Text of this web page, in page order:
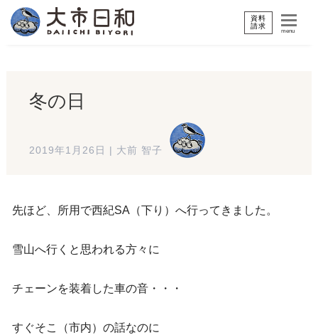
資料
請求
menu
冬の日
2019年1月26日 | 大前 智子
先ほど、所用で西紀SA（下り）へ行ってきました。
雪山へ行くと思われる方々に
チェーンを装着した車の音・・・
すぐそこ（市内）の話なのに